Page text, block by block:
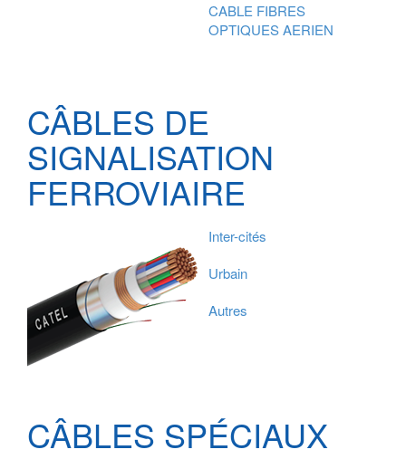
CABLE FIBRES
OPTIQUES AERIEN
CÂBLES DE
SIGNALISATION
FERROVIAIRE
Inter-cités
Urbain
Autres
CÂBLES SPÉCIAUX